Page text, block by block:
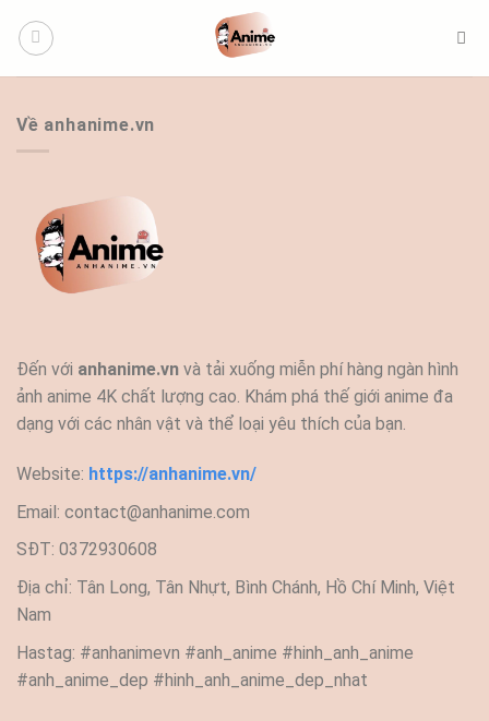
qua
Về anhanime.vn
Đến với anhanime.vn và tải xuống miễn phí hàng ngàn hình
ảnh anime 4K chất lượng cao. Khám phá thế giới anime đa
dạng với các nhân vật và thể loại yêu thích của bạn.
Website: https://anhanime.vn/
Email: contact@anhanime.com
SĐT: 0372930608
Địa chỉ: Tân Long, Tân Nhựt, Bình Chánh, Hồ Chí Minh, Việt
Nam
Hastag: #anhanimevn #anh_anime #hinh_anh_anime
#anh_anime_dep #hinh_anh_anime_dep_nhat